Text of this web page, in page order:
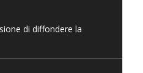
di diffondere la